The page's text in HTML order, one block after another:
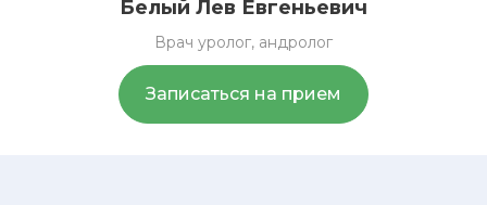
Белый Лев Евгеньевич
Врач уролог, андролог
Записаться на прием